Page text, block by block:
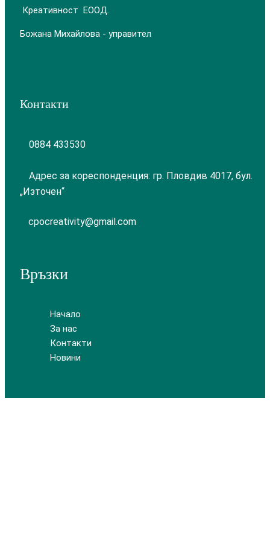
Креативност ЕООД.
Божана Михайлова - управител
Контакти
0884 433530
Адрес за кореспонденция: гр. Пловдив 4017, бул.
„Източен“
cpocreativity@gmail.com
Връзки
Начало
За нас
Контакти
Новини